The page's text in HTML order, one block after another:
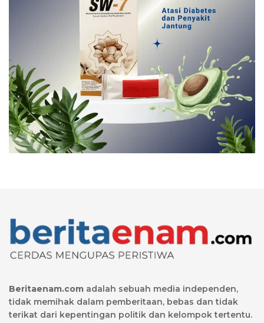
Beritaenam.com adalah sebuah media independen,
tidak memihak dalam pemberitaan, bebas dan tidak
terikat dari kepentingan politik dan kelompok tertentu.